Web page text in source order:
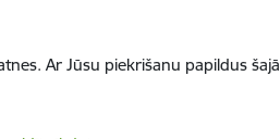
Ar Jūsu piekrišanu papildus